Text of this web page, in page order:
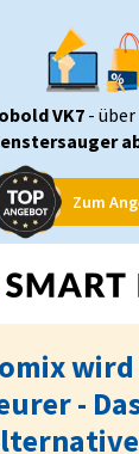
VK7- über
Zum
-